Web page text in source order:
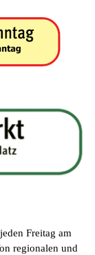
Freitag am
regionalen und